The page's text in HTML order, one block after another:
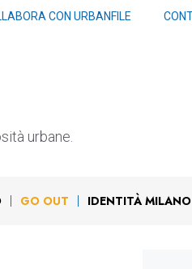
CON URBANFILE
urbane.
GO OUT IDENTITÀ MILANO